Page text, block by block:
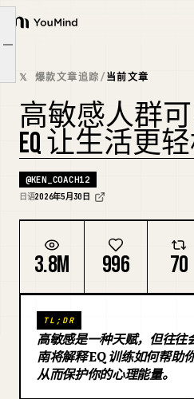
YouMind
概览
使用案例
技能
提示词
定价
下载
博客
不要压抑情绪，也不要让情绪过度掌控你
𝕏 爆款文章追踪/当前文章
高敏感人群
EQ 让生活更
@KEN_COACH12
日语2026年5月30日
3.8M 996 70
TL;DR
高敏感是一种天赋，但往往
南将解释 EQ 训练如何帮助
从而保护你的心理能量。